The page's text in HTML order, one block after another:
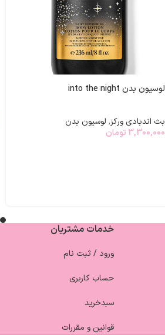
لوسیون بدن into the night
بث اندبادی ورکز, لوسیون بدن
3,300,000 تومان
خدمات مشتریان
ورود / ثبت نام
حساب کاربری
سبدخرید
قوانین و مقررات